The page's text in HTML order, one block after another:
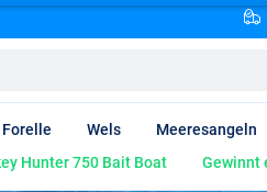
Forelle Wels Meeresangeln
Hunter 750 Bait Boat Gewinnt